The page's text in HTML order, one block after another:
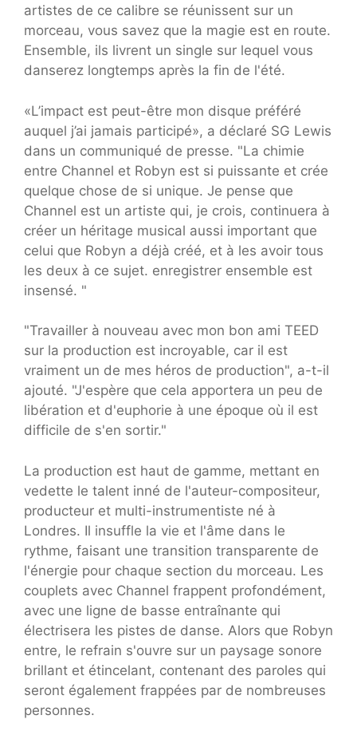
artistes de ce calibre se réunissent sur un
morceau, vous savez que la magie est en route.
Ensemble, ils livrent un single sur lequel vous
danserez longtemps après la fin de l'été.
«L’impact est peut-être mon disque préféré
auquel j’ai jamais participé», a déclaré SG Lewis
dans un communiqué de presse. "La chimie
entre Channel et Robyn est si puissante et crée
quelque chose de si unique. Je pense que
Channel est un artiste qui, je crois, continuera à
créer un héritage musical aussi important que
celui que Robyn a déjà créé, et à les avoir tous
les deux à ce sujet. enregistrer ensemble est
insensé. "
"Travailler à nouveau avec mon bon ami TEED
sur la production est incroyable, car il est
vraiment un de mes héros de production", a-t-il
ajouté. "J'espère que cela apportera un peu de
libération et d'euphorie à une époque où il est
difficile de s'en sortir."
La production est haut de gamme, mettant en
vedette le talent inné de l'auteur-compositeur,
producteur et multi-instrumentiste né à
Londres. Il insuffle la vie et l'âme dans le
rythme, faisant une transition transparente de
l'énergie pour chaque section du morceau. Les
couplets avec Channel frappent profondément,
avec une ligne de basse entraînante qui
électrisera les pistes de danse. Alors que Robyn
entre, le refrain s'ouvre sur un paysage sonore
brillant et étincelant, contenant des paroles qui
seront également frappées par de nombreuses
personnes.